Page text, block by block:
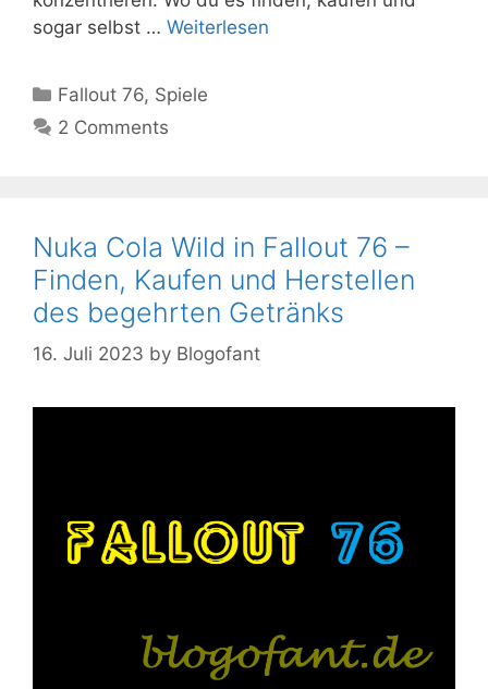
sogar selbst … Weiterlesen
Kategorien
Fallout 76, Spiele
2 Comments
Nuka Cola Wild in Fallout 76 –
Finden, Kaufen und Herstellen
des begehrten Getränks
16. Juli 2023 by Blogofant